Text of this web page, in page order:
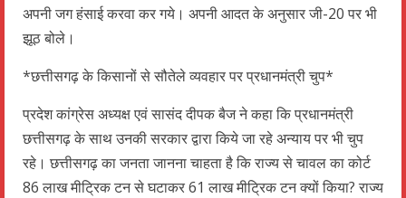
अपनी जग हंसाई करवा कर गये। अपनी आदत के अनुसार जी-20 पर भी
झूठ बोले।
*छत्तीसगढ़ के किसानों से सौतेले व्यवहार पर प्रधानमंत्री चुप*
प्रदेश कांग्रेस अध्यक्ष एवं सासंद दीपक बैज ने कहा कि प्रधानमंत्री
छत्तीसगढ़ के साथ उनकी सरकार द्वारा किये जा रहे अन्याय पर भी चुप
रहे। छत्तीसगढ़ का जनता जानना चाहता है कि राज्य से चावल का कोर्ट
86 लाख मीट्रिक टन से घटाकर 61 लाख मीट्रिक टन क्यों किया? राज्य